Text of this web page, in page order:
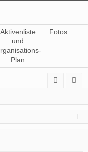
Aktivenliste
und
Plan
Fotos
m
el
ist
rie